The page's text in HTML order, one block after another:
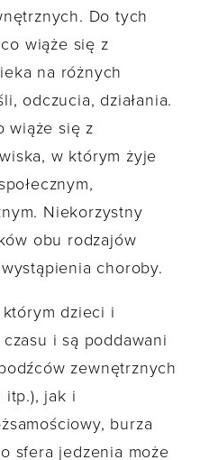
Do tych
wiąże się z
na różnych
odczucia, działania.
wiąże się z
w którym żyje
Niekorzystny
obu rodzajów
choroby.
którym dzieci i
i są poddawani
zewnętrznych
itp.), jak i
burza
sfera jedzenia może